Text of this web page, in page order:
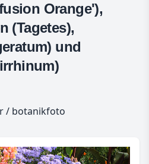
Orange'),
(Tagetes),
und
/ botanikfoto